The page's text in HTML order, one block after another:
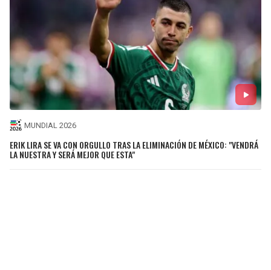
MUNDIAL 2026
ERIK LIRA SE VA CON ORGULLO TRAS LA ELIMINACIÓN DE MÉXICO: "VENDRÁ
LA NUESTRA Y SERÁ MEJOR QUE ESTA"